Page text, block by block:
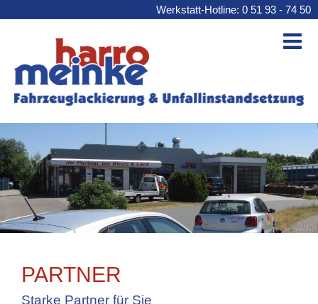
Werkstatt-Hotline: 0 51 93 - 74 50
PARTNER
Starke Partner für Sie